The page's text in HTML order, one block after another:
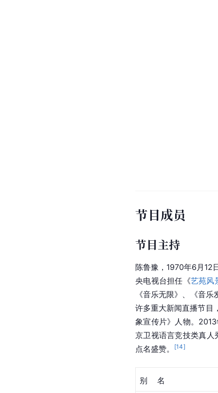
节目成员
节目主持
陈鲁豫，1970年6月12
央电视台担任《艺苑风
《音乐无限》、《音
许多重大新闻直播节目
象宣传片》人物。
京卫视语言竞技类真
点名盛赞。
[14]
别    名